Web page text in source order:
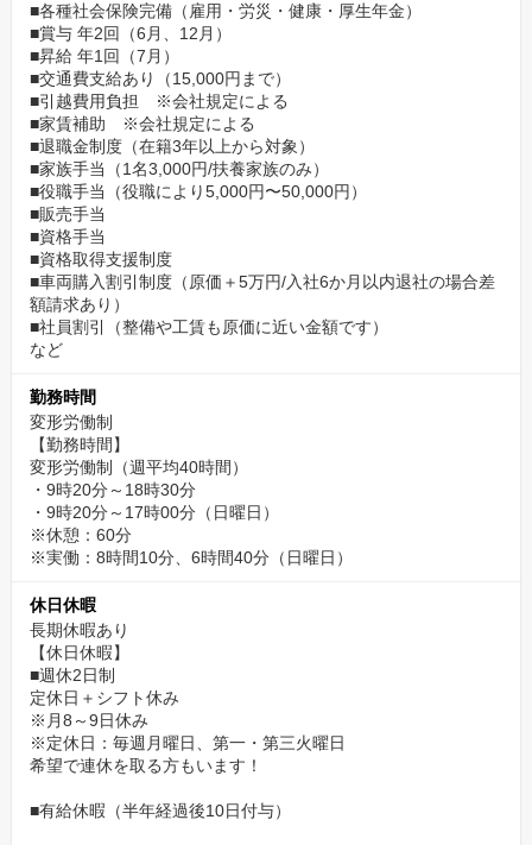
■各種社会保険完備（雇用・労災・健康・厚生年金）
■賞与 年2回（6月、12月）
■昇給 年1回（7月）
■交通費支給あり（15,000円まで）
■引越費用負担 ※会社規定による
■家賃補助 ※会社規定による
■退職金制度（在籍3年以上から対象）
■家族手当（1名3,000円/扶養家族のみ）
■役職手当（役職により5,000円〜50,000円）
■販売手当
■資格手当
■資格取得支援制度
■車両購入割引制度（原価＋5万円/入社6か月以内退社の場合差
額請求あり）
■社員割引（整備や工賃も原価に近い金額です）
など
勤務時間
変形労働制
【勤務時間】
変形労働制（週平均40時間）
・9時20分～18時30分
・9時20分～17時00分（日曜日）
※休憩：60分
※実働：8時間10分、6時間40分（日曜日）
休日休暇
長期休暇あり
【休日休暇】
■週休2日制
定休日＋シフト休み
※月8～9日休み
※定休日：毎週月曜日、第一・第三火曜日
希望で連休を取る方もいます！
■有給休暇（半年経過後10日付与）